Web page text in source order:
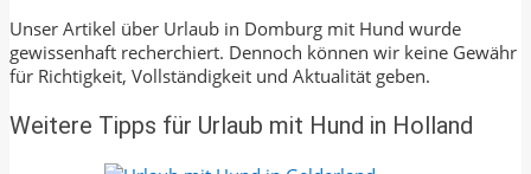
Unser Artikel über Urlaub in Domburg mit Hund wurde
gewissenhaft recherchiert. Dennoch können wir keine Gewähr
für Richtigkeit, Vollständigkeit und Aktualität geben.
Weitere Tipps für Urlaub mit Hund in Holland